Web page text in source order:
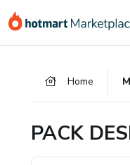
para
para
para
Home
PACK